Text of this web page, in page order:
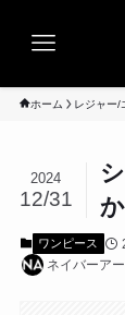
ホーム レジャー/
2024
12/31
ワンピース
ネイバーア